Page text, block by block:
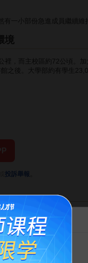
一小部份急進成員繼續維
境
，而主校區約72公頃。加
館之後。大學部約有學生
投訴舉報
統計學和職業特征-14頁
的一封信